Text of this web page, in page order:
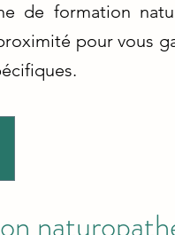
de formation
pour vous